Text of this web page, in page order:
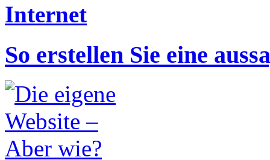
Internet
So erstellen Sie eine